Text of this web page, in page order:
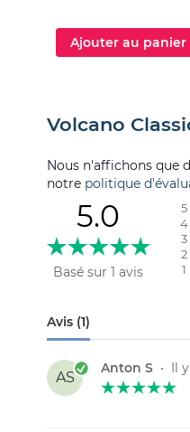
Ajouter au panier
Volcano
Nous n'affichons que
notre politique
5.0
Basé sur 1 avis
5
4
3
2
1
Avis (1)
AS
Anton S • Il